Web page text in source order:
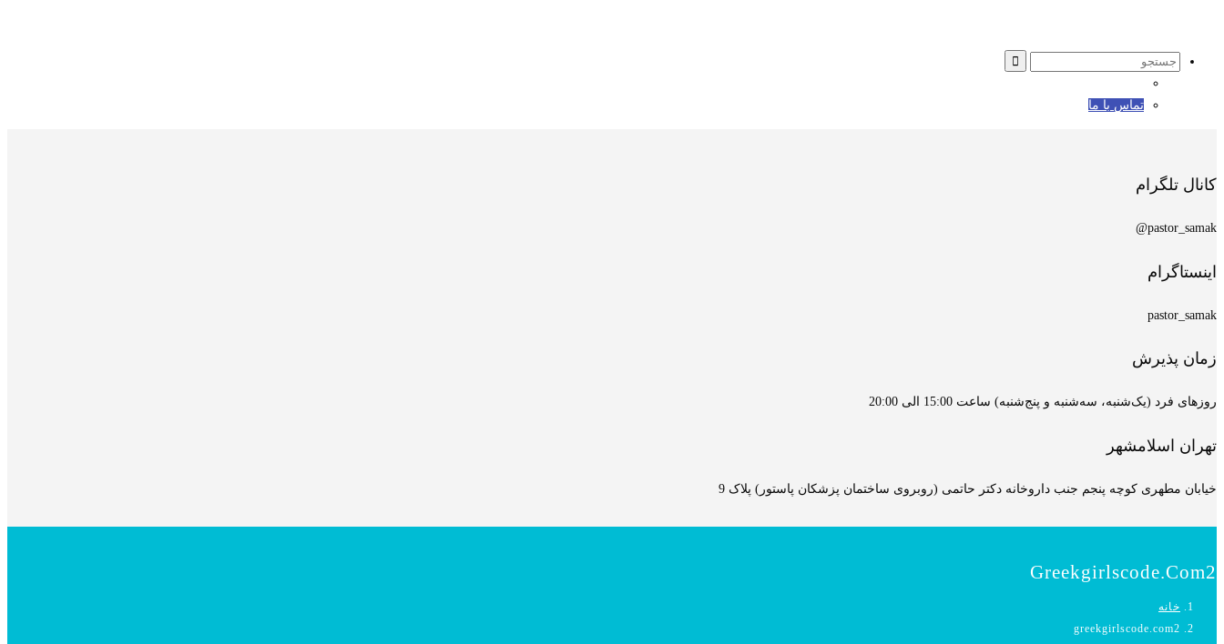
Search
تماس با ما
کانال تلگرام
pastor_samak@
اینستاگرام
pastor_samak
زمان پذیرش
روزهای فرد (یک‌شنبه، سه‌شنبه و پنج‌شنبه) ساعت 15:00 الی 20:00
تهران اسلامشهر
خیابان مطهری کوچه پنجم جنب داروخانه دکتر حاتمی (روبروی ساختمان پزشکان پاستور) پلاک 9
Greekgirlscode.com2
خانه
greekgirlscode.com2